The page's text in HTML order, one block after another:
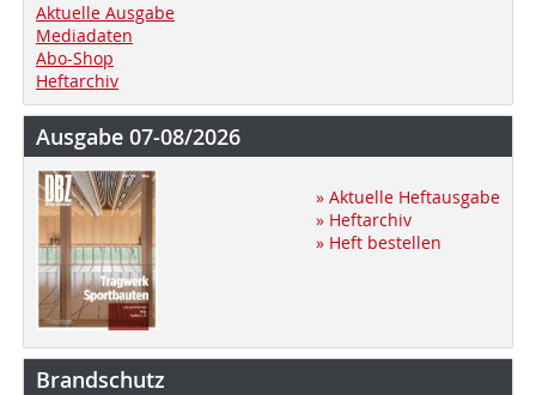
Aktuelle Ausgabe
Mediadaten
Abo-Shop
Heftarchiv
Ausgabe 07-08/2026
» Aktuelle Heftausgabe
» Heftarchiv
» Heft bestellen
Brandschutz